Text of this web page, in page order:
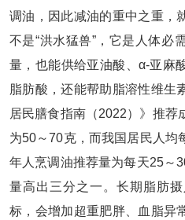
调油，因此减油的重中之重，
不是“洪水猛兽”，它是人体必
量，也能供给亚油酸、α-亚麻
脂肪酸，还能帮助脂溶性维生
居民膳食指南（2022）》推荐
为50～70克，而我国居民人均
年人烹调油推荐量为每天25～
量高出三分之一。长期脂肪
标，会增加超重肥胖、血脂异